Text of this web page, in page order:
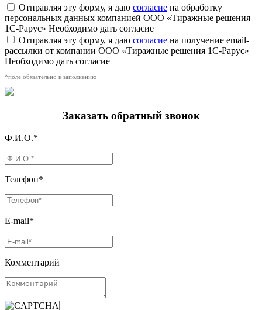
Отправляя эту форму, я даю согласие на обработку
персональных данных компанией ООО «Тиражные решения
1С-Рарус» Необходимо дать согласие
Отправляя эту форму, я даю согласие на получение email-
рассылки от компании ООО «Тиражные решения 1С-Рарус»
Необходимо дать согласие
*поле обязательно к заполнению
Заказать обратный звонок
Ф.И.О.*
Телефон*
E-mail*
Комментарий